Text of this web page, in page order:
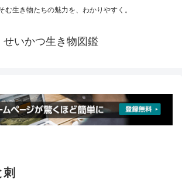
む生き物たちの魅力を、わかりやすく。
せいかつ生き物図鑑